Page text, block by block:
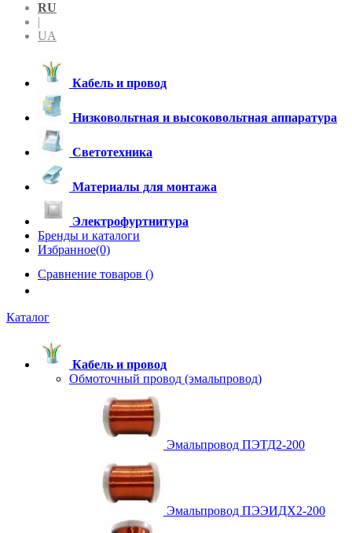
RU
|
UA
Кабель и провод
Низковольтная и высоковольтная аппаратура
Светотехника
Материалы для монтажа
Электрофуртнитура
Бренды и каталоги
Избранное(0)
Сравнение товаров ()
Каталог
Кабель и провод
Обмоточный провод (эмальпровод)
Эмальпровод ПЭТД2-200
Эмальпровод ПЭЭИДХ2-200